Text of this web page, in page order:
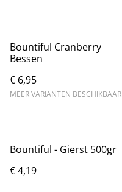
Bountiful Cranberry
Bessen
€ 6,95
MEER VARIANTEN BESCHIKBAAR
Bountiful - Gierst 500gr
€ 4,19